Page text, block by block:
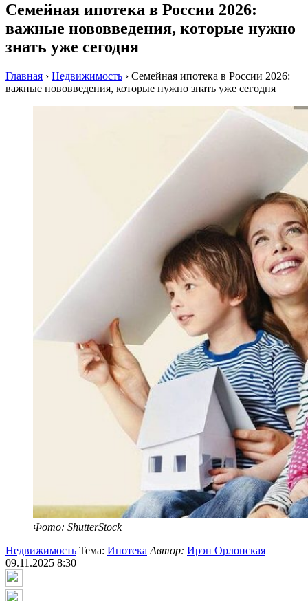
Семейная ипотека в России 2026:
важные нововведения, которые нужно
знать уже сегодня
Главная › Недвижимость › Семейная ипотека в России 2026:
важные нововведения, которые нужно знать уже сегодня
Фото: ShutterStock
Недвижимость Тема: Ипотека Автор: Ирэн Орлонская
09.11.2025 8:30